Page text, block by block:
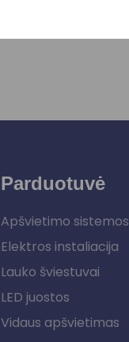
Parduotuvė
Apšvietimo sistemos
Elektros instaliacija
Lauko šviestuvai
LED juostos
Vidaus apšvietimas